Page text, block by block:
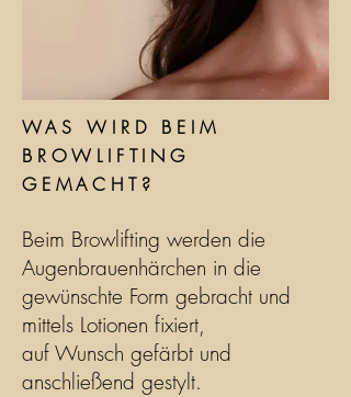
WAS WIRD BEIM
BROWLIFTING
GEMACHT?
Beim Browlifting werden die
Augenbrauenhärchen in die
gewünschte Form gebracht und
mittels Lotionen fixiert,
auf Wunsch gefärbt und
anschließend gestylt.